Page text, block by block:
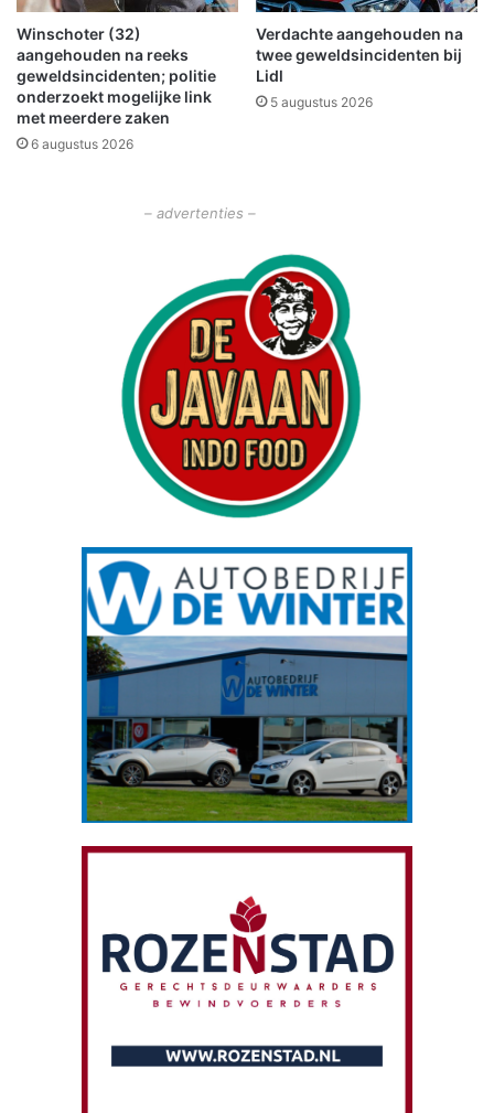
e
d
Winschoter (32)
aangehouden na reeks
geweldsincidenten; politie
onderzoekt mogelijke link
met meerdere zaken
6 augustus 2026
Verdachte aangehouden na
twee geweldsincidenten bij
Lidl
5 augustus 2026
– advertenties –